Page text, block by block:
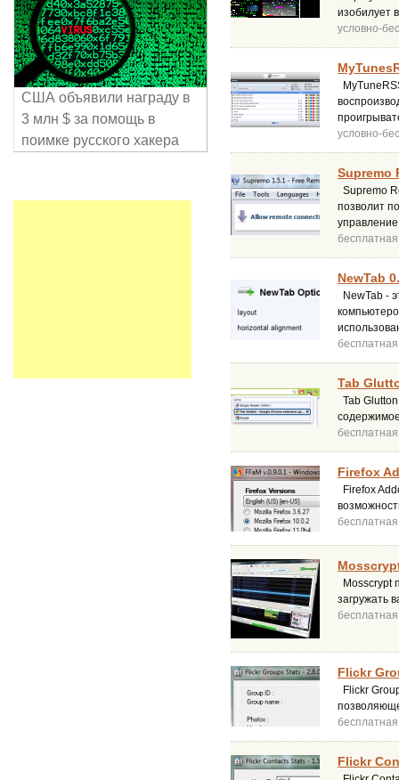
изобилует
условно-
условно-
Supremo
Supremo
позволит
бесплатная
NewTab
NewTab -
бесплатная
Tab
Tab
бесплатная
Firefox
Firefox
бесплатная
Mosscrypt
загружать
бесплатная
Flickr
Flickr
бесплатная
Flickr
США объявили награду в
3 млн $ за помощь в
поимке русского хакера